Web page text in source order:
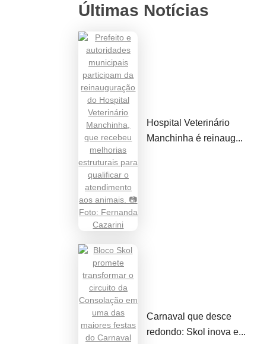
Últimas Notícias
Hospital Veterinário
Manchinha é reinaug...
Carnaval que desce
redondo: Skol inova e...